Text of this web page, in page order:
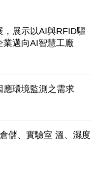
展示以AI與RFID驅
邁向AI智慧工廠
應環境監測之需求
儲、實驗室 溫、濕度